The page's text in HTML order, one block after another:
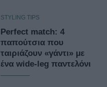
STYLING TIPS
Perfect match: 4
παπούτσια που
ταιριάζουν «γάντι» με
ένα wide-leg παντελόνι